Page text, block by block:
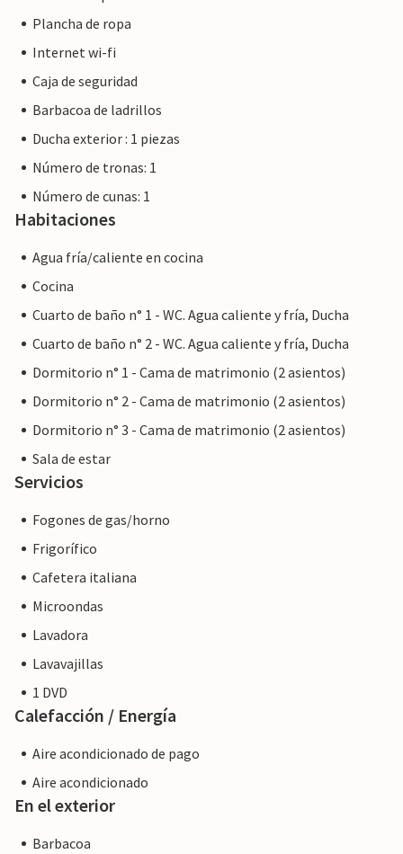
A sólo un kilómetro del mar y enclavada en la ladera de la
colina, se encuentra la villa con vistas al mar Cas Forner.
buenas tiendas, un paseo marítimo con restaurantes y un
pequeño puerto deportivo y pesquero. La playa de arena
resguardada es ideal para familias con niños.
Nota: Esta propiedad está gestionada por un propietario
privado, no por una empresa o un comerciante. Esto
aplicarse. Sin embargo, puede estar seguro de que le
proporcionaremos el mismo nivel de servicio al cliente y su
estancia no será diferente a reservar alojamiento con un
Plancha de ropa
Internet wi-fi
Caja de seguridad
Barbacoa de ladrillos
Ducha exterior : 1 piezas
Número de tronas: 1
Número de cunas: 1
Habitaciones
Agua fría/caliente en cocina
Cocina
Cuarto de baño n° 1 - WC. Agua caliente y fría, Ducha
Cuarto de baño n° 2 - WC. Agua caliente y fría, Ducha
Dormitorio n° 1 - Cama de matrimonio (2 asientos)
Dormitorio n° 2 - Cama de matrimonio (2 asientos)
Dormitorio n° 3 - Cama de matrimonio (2 asientos)
Sala de estar
Servicios
Fogones de gas/horno
Frigorífico
Cafetera italiana
Microondas
Lavadora
Lavavajillas
1 DVD
Calefacción / Energía
Aire acondicionado de pago
Aire acondicionado
En el exterior
Barbacoa